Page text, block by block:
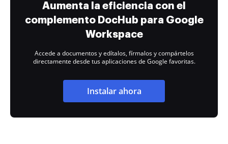
Aumenta la eficiencia con el
complemento DocHub para Google
Workspace
Accede a documentos y edítalos, fírmalos y compártelos
directamente desde tus aplicaciones de Google favoritas.
Instalar ahora